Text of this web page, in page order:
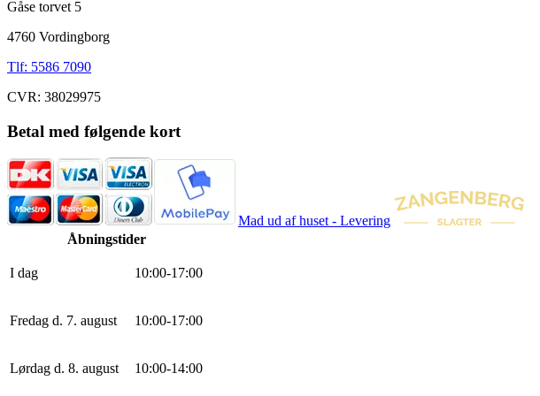
Gåse torvet 5
4760 Vordingborg
Tlf: 5586 7090
CVR: 38029975
Betal med følgende kort
Mad ud af huset - Levering
Åbningstider
I dag 10:00-17:00
Fredag d. 7. august 10:00-17:00
Lørdag d. 8. august 10:00-14:00